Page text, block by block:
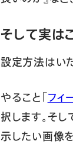
そして実は
設定方法はい
やること「フィ
択します。そ
示したい画像